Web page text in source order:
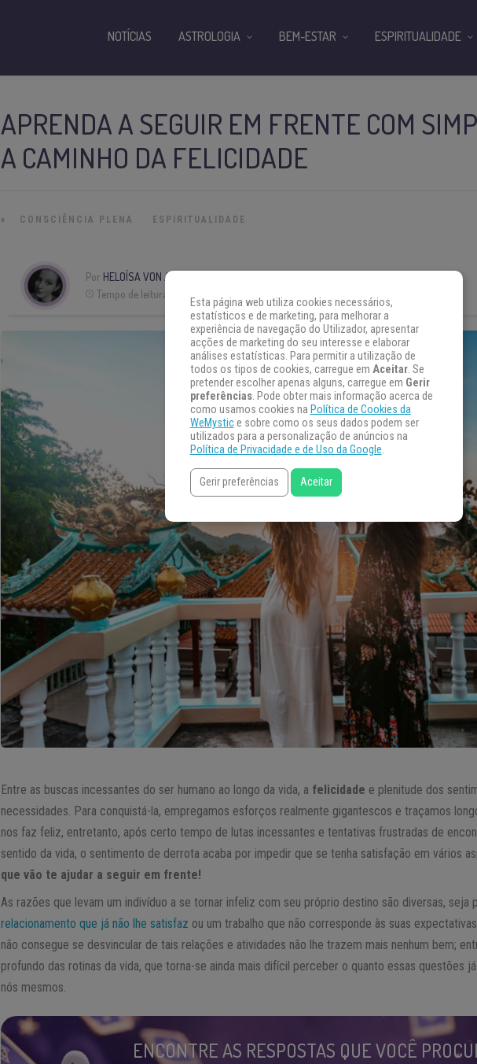
APRENDA A SEGUIR EM FRENTE COM
A CAMINHO DA FELICIDADE
» CONSCIÊNCIA PLENA ESPIRITUALIDADE
Por HELOÍSA VON AH
Tempo de leitura:
Entre as buscas incessantes do ser humano ao longo da vida, a felicidade e plenitude dos
necessidades. Para conquistá-la, empregamos esforços realmente gigantescos e traçamos
nos faz feliz, entretanto, após certo tempo de lutas incessantes e tentativas frustradas de
sentido da vida, o sentimento de derrota acaba por impedir que se tenha satisfação em vários
que vão te ajudar a seguir em frente!
As razões que levam um indivíduo a se tornar infeliz com seu próprio destino são diversas, seja
relacionamento que já não lhe satisfaz ou um trabalho que não corresponde às suas
não consegue se desvincular de tais relações e atividades não lhe trazem mais nenhum bem;
profundo das rotinas da vida, que torna-se ainda mais difícil perceber o quanto essas questões
nós mesmos.
ENCONTRE AS RESPOSTAS QUE VOCÊ
NOTÍCIAS ASTROLOGIA BEM-ESTAR ESPIRITUALIDADE
Esta página web utiliza cookies necessários,
estatísticos e de marketing, para melhorar a
experiência de navegação do Utilizador, apresentar
acções de marketing do seu interesse e elaborar
análises estatísticas. Para permitir a utilização de
todos os tipos de cookies, carregue em Aceitar. Se
pretender escolher apenas alguns, carregue em Gerir
preferências. Pode obter mais informação acerca de
como usamos cookies na Política de Cookies da
WeMystice sobre como os seus dados podem ser
utilizados para a personalização de anúncios na
Política de Privacidade e de Uso da Google.
Gerir preferências Aceitar